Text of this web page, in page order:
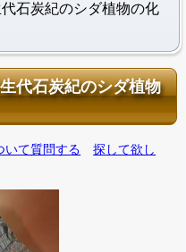
石炭紀のシダ植物の化
代石炭紀のシダ植物
いて質問する
探して欲し